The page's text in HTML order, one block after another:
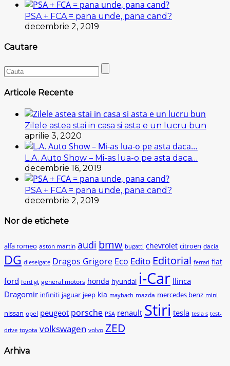
PSA + FCA = pana unde, pana cand?
decembrie 2, 2019
Cautare
Articole Recente
Zilele astea stai in casa si asta e un lucru bun
aprilie 3, 2020
L.A. Auto Show – Mi-as lua-o pe asta daca…
decembrie 16, 2019
PSA + FCA = pana unde, pana cand?
decembrie 2, 2019
Nor de etichete
alfa romeo aston martin audi bmw bugatti chevrolet citroën dacia
DG dieselgate Dragos Grigore Eco Edito Editorial ferrari fiat
ford ford gt general motors honda hyundai i-Car Ilinca
Dragomir infiniti jaguar jeep kia maybach mazda mercedes benz mini
nissan opel peugeot porsche PSA renault Stiri tesla tesla s test-
drive toyota volkswagen volvo ZED
Arhiva